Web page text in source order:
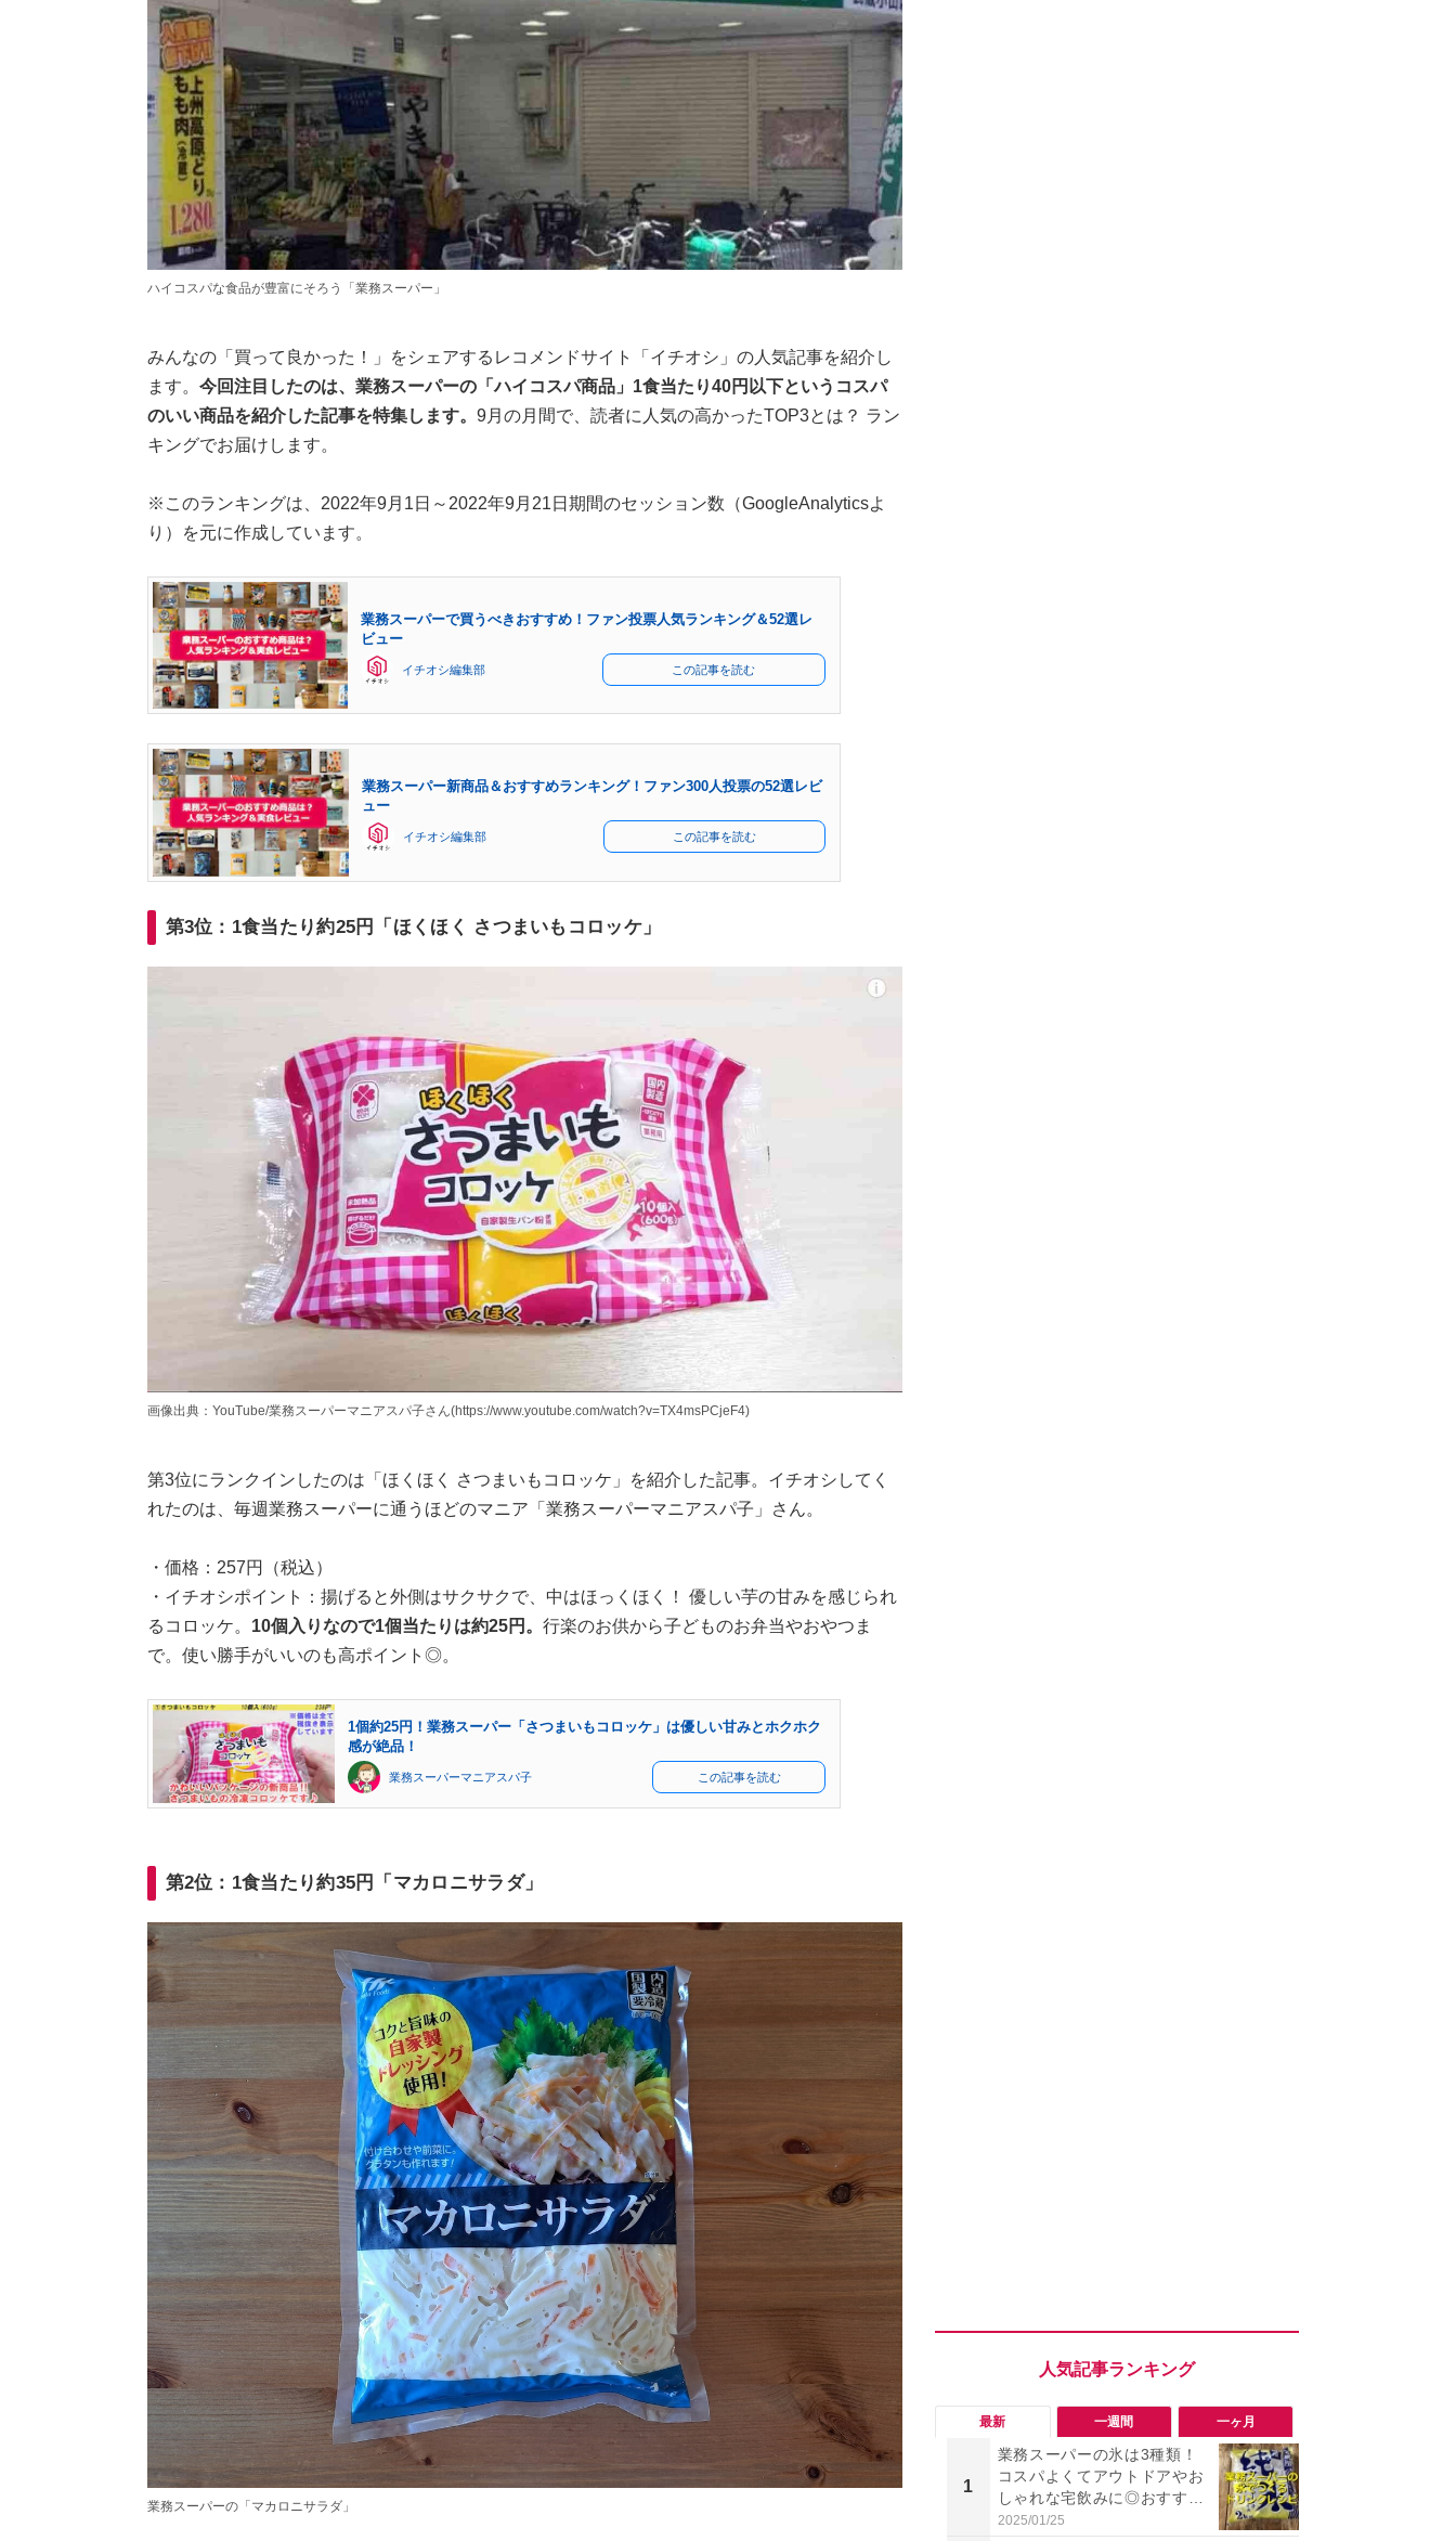
ハイコスパな食品が豊富にそろう「業務スーパー」
みんなの「買って良かった！」をシェアするレコメンドサイト「イチオシ」の人気記事を紹介し
ます。 今回注目したのは、業務スーパーの「ハイコスパ商品」1食当たり40円以下というコスパ
のいい商品を紹介した記事を特集します。 9月の月間で、読者に人気の高かったTOP3とは？ ラン
キングでお届けします。
※このランキングは、2022年9月1日～2022年9月21日期間のセッション数（GoogleAnalyticsよ
り）を元に作成しています。
業務スーパーで買うべきおすすめ！ファン投票人気ランキング＆52選レ
ビュー
イチオシ編集部 この記事を読む
業務スーパー新商品＆おすすめランキング！ファン300人投票の52選レビ
ュー
イチオシ編集部 この記事を読む
第3位：1食当たり約25円「ほくほく さつまいもコロッケ」
画像出典：YouTube/業務スーパーマニアスパ子さん(https://www.youtube.com/watch?v=TX4msPCjeF4)
第3位にランクインしたのは「ほくほく さつまいもコロッケ」を紹介した記事。イチオシしてく
れたのは、毎週業務スーパーに通うほどのマニア「業務スーパーマニアスパ子」さん。
・価格：257円（税込）
・イチオシポイント：揚げると外側はサクサクで、中はほっくほく！ 優しい芋の甘みを感じられ
るコロッケ。 10個入りなので1個当たりは約25円。 行楽のお供から子どものお弁当やおやつま
で。使い勝手がいいのも高ポイント◎。
1個約25円！業務スーパー「さつまいもコロッケ」は優しい甘みとホクホク
感が絶品！
業務スーパーマニアスパ子 この記事を読む
第2位：1食当たり約35円「マカロニサラダ」
業務スーパーの「マカロニサラダ」
最新 一週間 一ヶ月
1
業務スーパーの氷は3種類！
コスパよくてアウトドアやお
しゃれな宅飲みに◎おすすめ
は2kg「純氷 オーロラアイ
2025/01/25